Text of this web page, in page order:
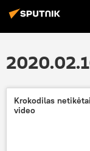
Krokodilas
video